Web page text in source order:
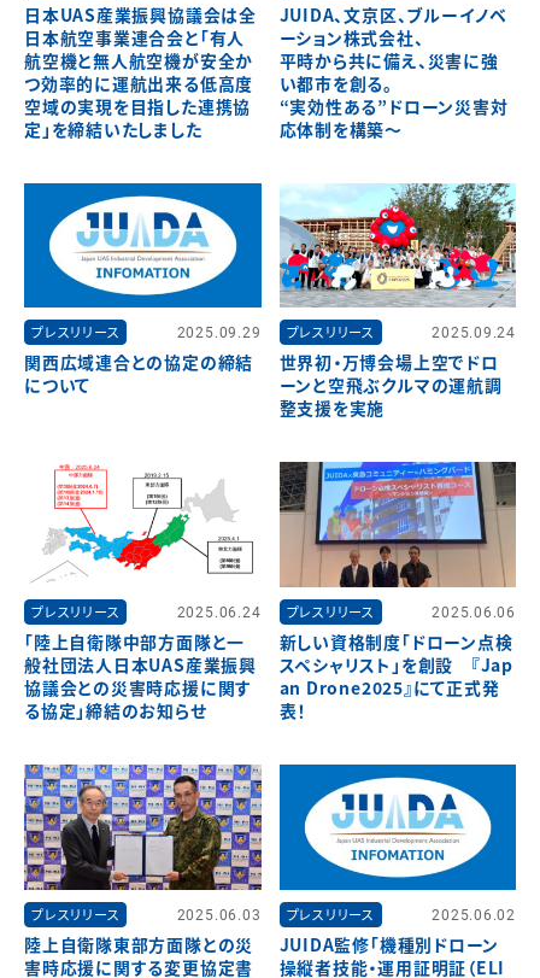
日本UAS産業振興協議会は全
日本航空事業連合会と「有人
航空機と無人航空機が安全か
つ効率的に運航出来る低高度
空域の実現を目指した連携協
定」を締結いたしました
JUIDA、文京区、ブルーイノベ
ーション株式会社、
平時から共に備え、災害に強
い都市を創る。
“実効性ある”ドローン災害対
応体制を構築～
プレスリリース 2025.09.29
関西広域連合との協定の締結
について
プレスリリース 2025.09.24
世界初・万博会場上空でドロ
ーンと空飛ぶクルマの運航調
整支援を実施
プレスリリース 2025.06.24
「陸上自衛隊中部方面隊と一
般社団法人日本UAS産業振興
協議会との災害時応援に関す
る協定」締結のお知らせ
プレスリリース 2025.06.06
新しい資格制度「ドローン点検
スペシャリスト」を創設 『Jap
an Drone2025』にて正式発
表！
プレスリリース 2025.06.03
陸上自衛隊東部方面隊との災
害時応援に関する変更協定書
プレスリリース 2025.06.02
JUIDA監修「機種別ドローン
操縦者技能・運用証明証（ELI